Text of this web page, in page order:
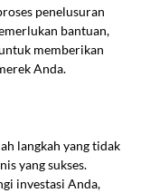
penelusuran
bantuan,
memberikan
Anda.
langkah yang tidak
yang sukses.
investasi Anda,